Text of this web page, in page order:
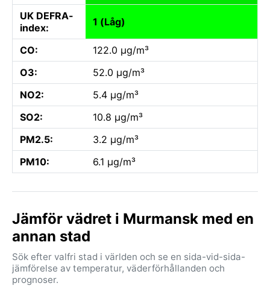
UK DEFRA-
index:
1 (Låg)
CO:
122.0 µg/m³
O3:
52.0 µg/m³
NO2:
5.4 µg/m³
SO2:
10.8 µg/m³
PM2.5:
3.2 µg/m³
PM10:
6.1 µg/m³
Jämför vädret i Murmansk med en
annan stad
Sök efter valfri stad i världen och se en sida-vid-sida-
jämförelse av temperatur, väderförhållanden och
prognoser.